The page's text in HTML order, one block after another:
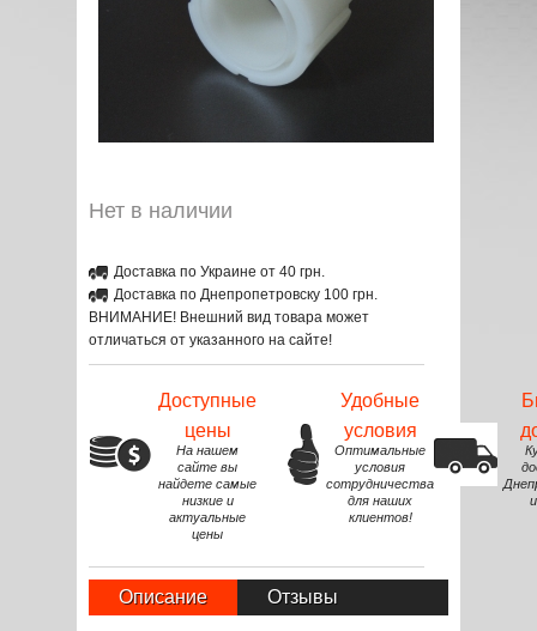
Нет в наличии
Доставка по Украине от 40 грн.
Доставка по Днепропетровску 100 грн.
ВНИМАНИЕ! Внешний вид товара может
отличаться от указанного на сайте!
Доступные
цены
На нашем
сайте вы
найдете самые
низкие и
актуальные
цены
Удобные
условия
Оптимальные
условия
сотрудничества
для наших
клиентов!
Описание Отзывы